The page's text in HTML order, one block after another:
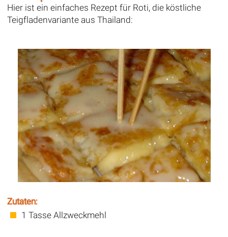
Hier ist ein einfaches Rezept für Roti, die köstliche
Teigfladenvariante aus Thailand:
Zutaten:
1 Tasse Allzweckmehl